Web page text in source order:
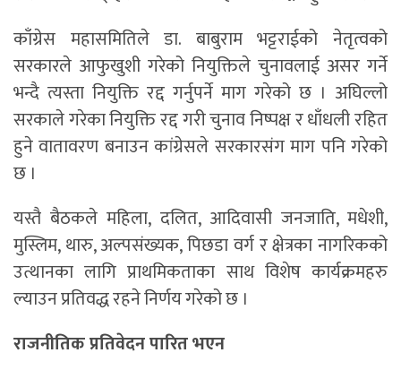
काँग्रेस महासमितिले डा. बाबुराम भट्टराईको नेतृत्वको
सरकारले आफुखुशी गरेको नियुक्तिले चुनावलाई असर गर्ने
भन्दै त्यस्ता नियुक्ति रद्द गर्नुपर्ने माग गरेको छ । अघिल्लो
सरकाले गरेका नियुक्ति रद्द गरी चुनाव निष्पक्ष र धाँधली रहित
हुने वातावरण बनाउन कांग्रेसले सरकारसंग माग पनि गरेको
छ ।
यस्तै बैठकले महिला, दलित, आदिवासी जनजाति, मधेशी,
मुस्लिम, थारु, अल्पसंख्यक, पिछडा वर्ग र क्षेत्रका नागरिकको
उत्थानका लागि प्राथमिकताका साथ विशेष कार्यक्रमहरु
ल्याउन प्रतिवद्ध रहने निर्णय गरेको छ ।
राजनीतिक प्रतिवेदन पारित भएन